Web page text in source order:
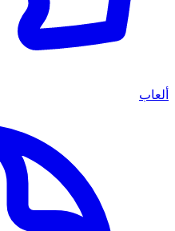
ألعاب